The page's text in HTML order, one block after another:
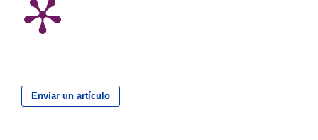
Enviar un artículo